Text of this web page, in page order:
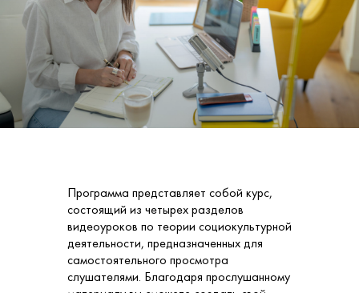
Программа представляет собой курс,
состоящий из четырех разделов
видеоуроков по теории социокультурной
деятельности, предназначенных для
самостоятельного просмотра
слушателями. Благодаря прослушанному